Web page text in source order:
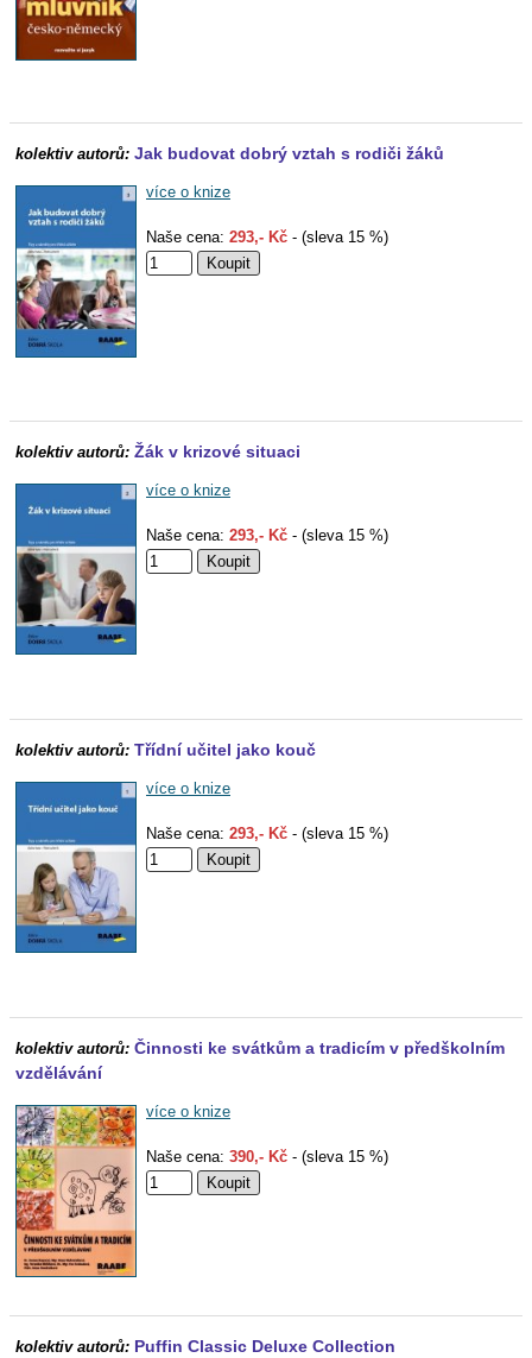
kolektiv autorů: Jak budovat dobrý vztah s rodiči žáků
více o knize
Naše cena: 293,- Kč - (sleva 15 %)
kolektiv autorů: Žák v krizové situaci
více o knize
Naše cena: 293,- Kč - (sleva 15 %)
kolektiv autorů: Třídní učitel jako kouč
více o knize
Naše cena: 293,- Kč - (sleva 15 %)
kolektiv autorů: Činnosti ke svátkům a tradicím v předškolním
vzdělávání
více o knize
Naše cena: 390,- Kč - (sleva 15 %)
kolektiv autorů: Puffin Classic Deluxe Collection